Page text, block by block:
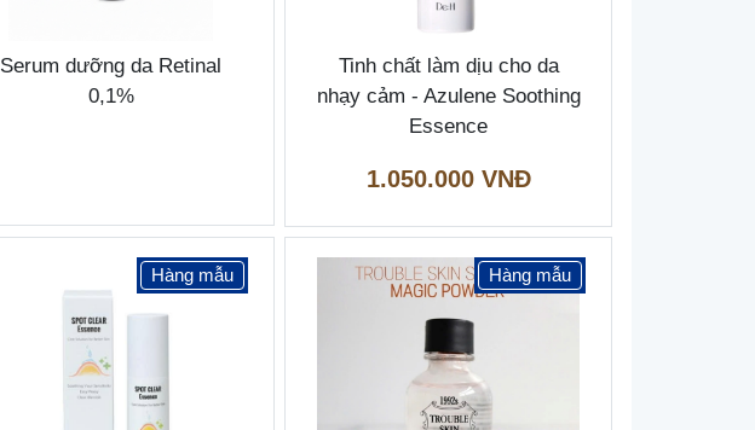
Serum dưỡng da Retinal
0,1%
Tinh chất làm dịu cho da
nhạy cảm - Azulene Soothing
Essence
1.050.000 VNĐ
Hàng mẫu Hàng mẫu